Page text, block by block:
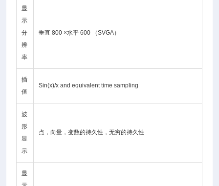
显
示
分
辨
率
垂直 800 ×水平 600 （SVGA）
插
值
Sin(x)/x and equivalent time sampling
波
形
显
示
点，向量，变数的持久性，无穷的持久性
显